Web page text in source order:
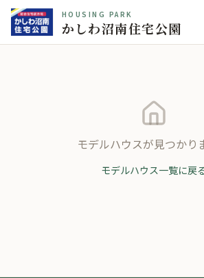
HOUSING PARK
かしわ沼南住宅公園
モデルハウスが見つかり
モデルハウス一覧に戻